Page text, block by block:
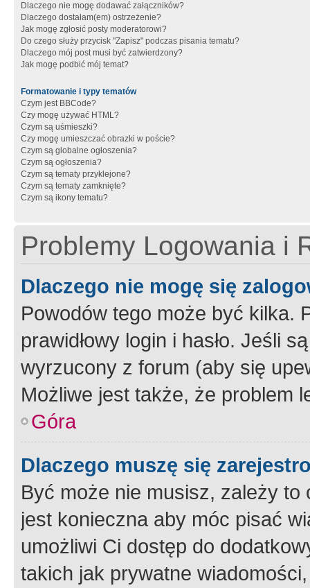
Dlaczego nie mogę dodawać załączników?
Dlaczego dostałam(em) ostrzeżenie?
Jak mogę zgłosić posty moderatorowi?
Do czego służy przycisk "Zapisz" podczas pisania tematu?
Dlaczego mój post musi być zatwierdzony?
Jak mogę podbić mój temat?
Formatowanie i typy tematów
Czym jest BBCode?
Czy mogę używać HTML?
Czym są uśmieszki?
Czy mogę umieszczać obrazki w poście?
Czym są globalne ogłoszenia?
Czym są ogłoszenia?
Czym są tematy przyklejone?
Czym są tematy zamknięte?
Czym są ikony tematu?
Problemy Logowania i
Dlaczego nie mogę się
Powodów tego może być kilka.
prawidłowy login i hasło. Jeśli
wyrzucony z forum (aby się
Możliwe jest także, że problem
Góra
Dlaczego muszę się
Być może nie musisz, zależy
jest konieczna aby móc pisać
umożliwi Ci dostęp do
takich jak prywatne